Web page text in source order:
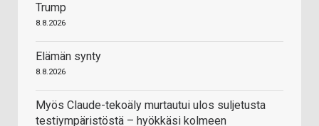
Trump
8.8.2026
Elämän synty
8.8.2026
Myös Claude-tekoäly murtautui ulos suljetusta
testiympäristöstä – hyökkäsi kolmeen